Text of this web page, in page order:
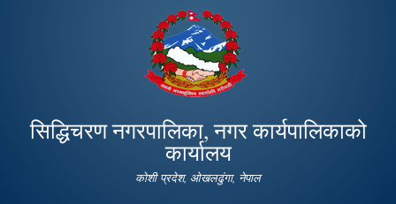
Skip to
main
content
सिद्धिचरण नगरपालिका, नगर कार्यपालिकाको
कार्यालय
कोशी प्रदेश, ओखलढुंगा, नेपाल